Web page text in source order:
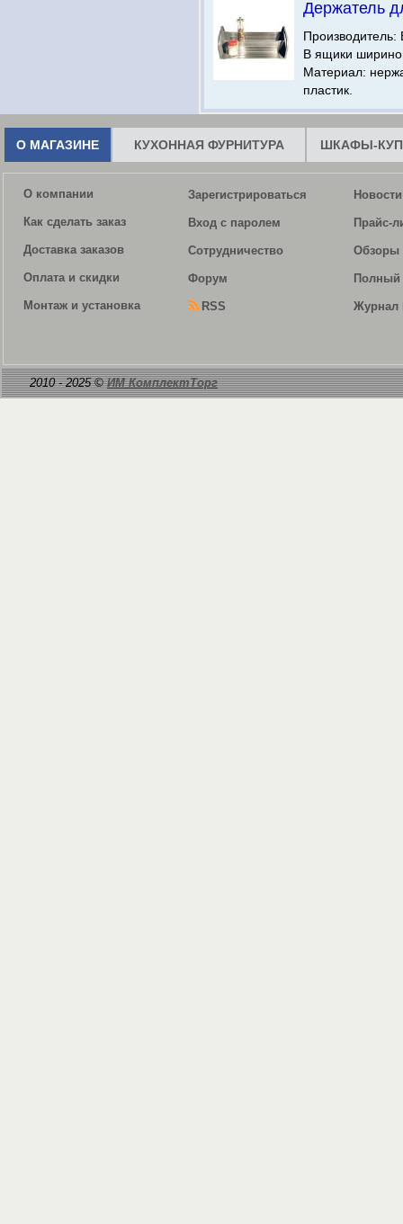
Держатель
Производитель:
В ящики
Материал:
пластик.
О МАГАЗИНЕ КУХОННАЯ ФУРНИТУРА ШКАФЫ-
О компании
Как сделать заказ
Доставка заказов
Оплата и скидки
Монтаж и установка
Зарегистрироваться
Вход с паролем
Сотрудничество
Форум
RSS
Новости
Прайс-
Обзоры
Полный
Журнал
2010 - 2025 ©ИМ КомплектТорг